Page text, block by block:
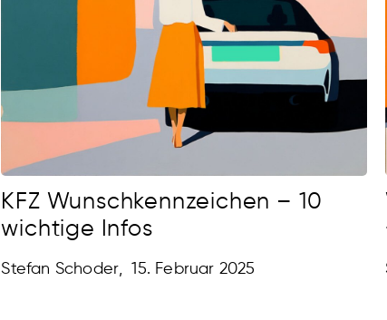
KFZ Wunschkennzeichen – 10
wichtige Infos
Stefan Schoder 15. Februar 2025